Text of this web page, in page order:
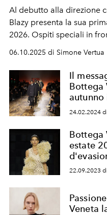
Al debutto alla direzione
Blazy presenta la sua
2026. Ospiti speciali in
Cruz, Patty Pravo, Raf
06.10.2025 di Simone Vertua
Il
Bottega
24.02.2024
Bottega
estate
22.09.2023
Veneta